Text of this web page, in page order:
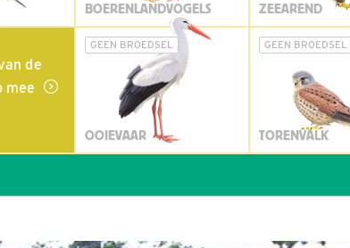
BOERENLANDVOGELS ZEEAREND
de
mee
GEEN BROEDSEL
OOIEVAAR
GEEN BROEDSEL
TORENVALK